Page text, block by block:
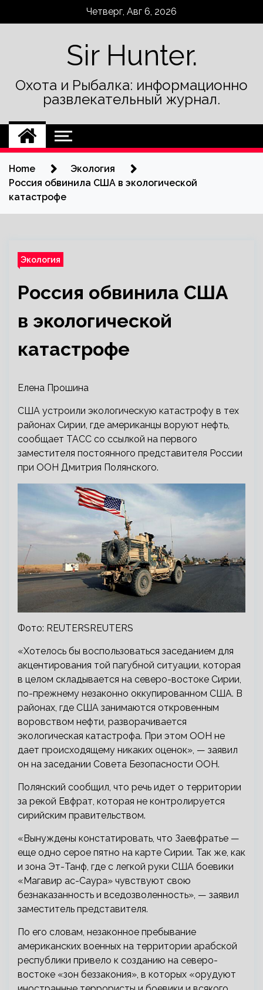
Четверг, Авг 6, 2026
Sir Hunter.
Охота и Рыбалка: информационно
развлекательный журнал.
Home
Экология
Россия обвинила США в экологической
катастрофе
Экология
Россия обвинила США
в экологической
катастрофе
Елена Прошина
США устроили экологическую катастрофу в тех
районах Сирии, где американцы воруют нефть,
сообщает ТАСС со ссылкой на первого
заместителя постоянного представителя России
при ООН Дмитрия Полянского.
Фото: REUTERSREUTERS
«Хотелось бы воспользоваться заседанием для
акцентирования той пагубной ситуации, которая
в целом складывается на северо-востоке Сирии,
по-прежнему незаконно оккупированном США. В
районах, где США занимаются откровенным
воровством нефти, разворачивается
экологическая катастрофа. При этом ООН не
дает происходящему никаких оценок», — заявил
он на заседании Совета Безопасности ООН.
Полянский сообщил, что речь идет о территории
за рекой Евфрат, которая не контролируется
сирийским правительством.
«Вынуждены констатировать, что Заевфратье —
еще одно серое пятно на карте Сирии. Так же, как
и зона Эт-Танф, где с легкой руки США боевики
«Магавир ас-Саура» чувствуют свою
безнаказанность и вседозволенность», — заявил
заместитель представителя.
По его словам, незаконное пребывание
американских военных на территории арабской
республики привело к созданию на северо-
востоке «зон беззакония», в которых «орудуют